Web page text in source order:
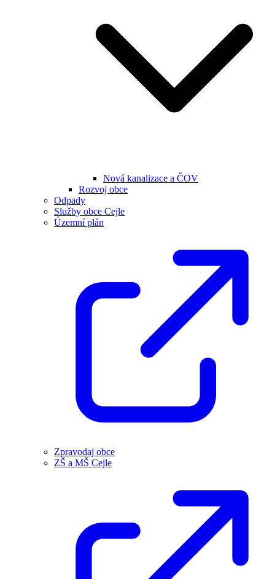
Nová kanalizace a ČOV
Rozvoj obce
Odpady
Služby obce Cejle
Územní plán
Zpravodaj obce
ZŠ a MŠ Cejle